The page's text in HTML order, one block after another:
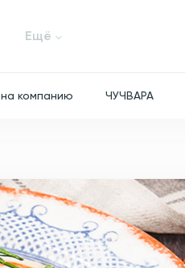
Ещё
компанию ЧУЧВАРА